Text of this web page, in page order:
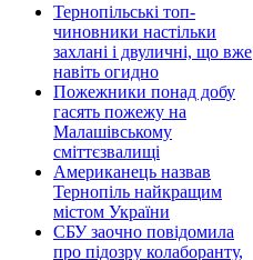
Тернопільські топ-
чиновники настільки
захлані і двуличні, що вже
навіть огидно
Пожежники понад добу
гасять пожежу на
Малашівському
сміттєзвалищі
Американець назвав
Тернопіль найкращим
містом України
СБУ заочно повідомила
про підозру колаборанту,